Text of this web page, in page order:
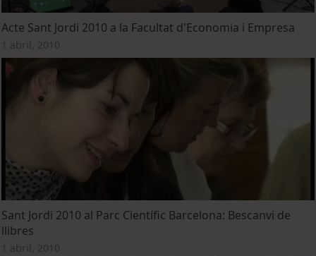
Acte Sant Jordi 2010 a la Facultat d'Economia i Empresa
1 abril, 2010
Sant Jordi 2010 al Parc Científic Barcelona: Bescanvi de
llibres
1 abril, 2010